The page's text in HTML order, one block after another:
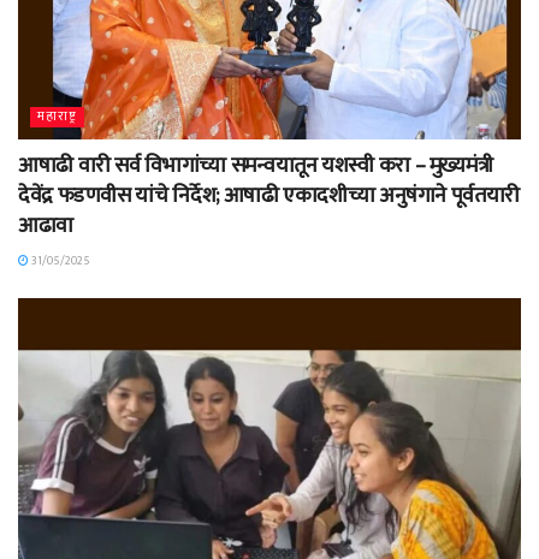
महाराष्ट्र
आषाढी वारी सर्व विभागांच्या समन्वयातून यशस्वी करा – मुख्यमंत्री
देवेंद्र फडणवीस यांचे निर्देश; आषाढी एकादशीच्या अनुषंगाने पूर्वतयारी
आढावा
31/05/2025